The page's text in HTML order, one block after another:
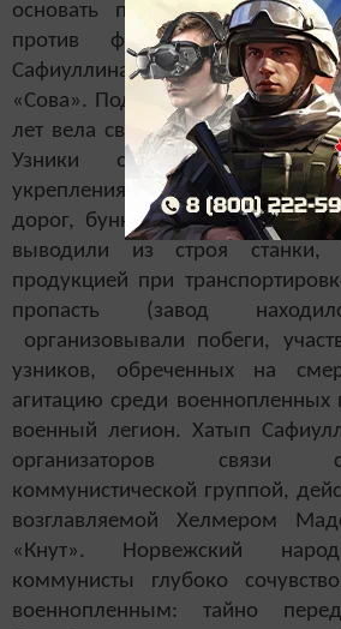
основать подпольную
против фашистов.
Сафиуллина Хатыпа
«Сова». Под самым носом у
лет вела свою работу эта
Узники отказывались
укрепления, тормозили и
дорог, бункеров для
выводили из строя станки,
продукцией при
пропасть (завод
организовывали побеги,
узников, обреченных на
агитацию среди военнопленных
военный легион. Хатып
организаторов связи
коммунистической группой,
возглавляемой Хелмером
«Кнут». Норвежский
коммунисты глубоко
военнопленным: тайно